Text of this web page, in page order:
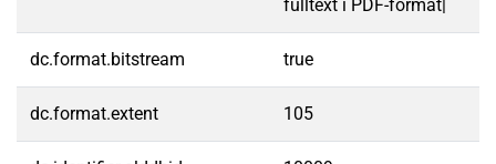
fulltext i PDF-format|
dc.format.bitstream true
dc.format.extent 105